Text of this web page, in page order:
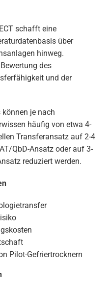
schafft eine
über
hinweg.
des
und der
können je nach
häufig von etwa 4-
Transferansatz auf 2-4
QbD-Ansatz oder auf 3-
reduziert werden.
Pilot-Gefriertrocknern